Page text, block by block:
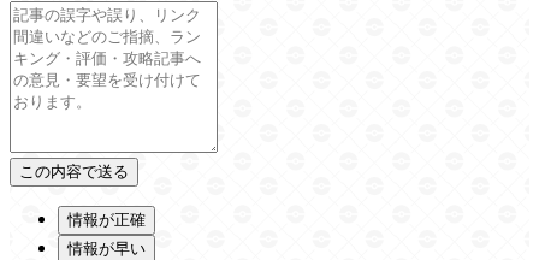
情報が正確
情報が早い